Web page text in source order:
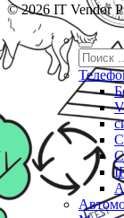
© 2026 IT Vendor